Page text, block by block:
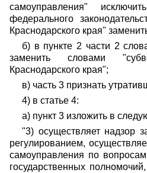
самоуправления"
федерального
Краснодарского края"
б) в пункте 2 части 2
заменить словами
Краснодарского края";
в) часть 3 признать
4) в статье 4:
а) пункт 3 изложить в
"3) осуществляет надзор
регулированием,
самоуправления по
государственных